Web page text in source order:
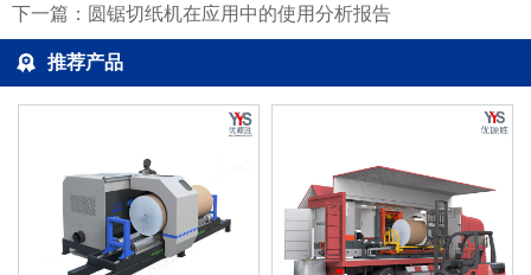
下一篇： 圆锯切纸机在应用中的使用分析报告
推荐产品